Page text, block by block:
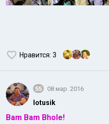
Нравится: 3
55 08 мар. 2016
lotusik
Bam Bam Bhole!